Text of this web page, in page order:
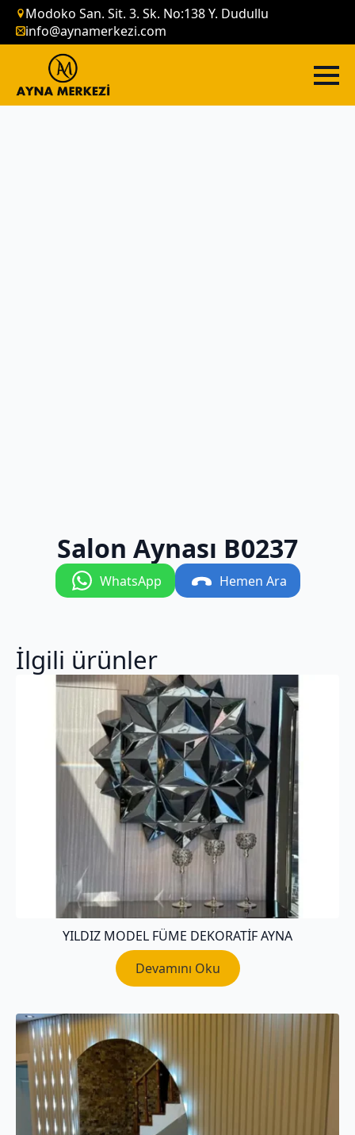
Modoko San. Sit. 3. Sk. No:138 Y. Dudullu
info@aynamerkezi.com
Salon Aynası B0237
WhatsApp Hemen Ara
İlgili ürünler
YILDIZ MODEL FÜME DEKORATİF AYNA
Devamını Oku